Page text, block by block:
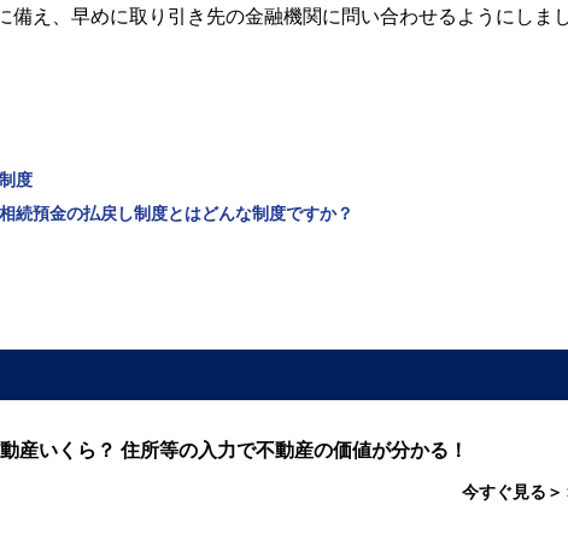
え、早めに取り引き先の金融機関に問い合わせるようにしま
度
続預金の払戻し制度とはどんな制度ですか？
産いくら？ 住所等の入力で不動産の価値が分かる！
今すぐ見る＞